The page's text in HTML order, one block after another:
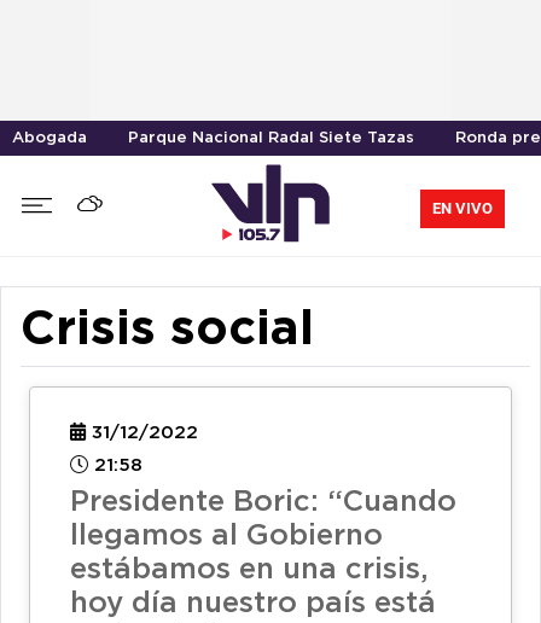
Abogada Parque Nacional Radal Siete Tazas Ronda
EN VIVO
Crisis social
31/12/2022
21:58
Presidente Boric: “Cuando
llegamos al Gobierno
estábamos en una crisis,
hoy día nuestro país está